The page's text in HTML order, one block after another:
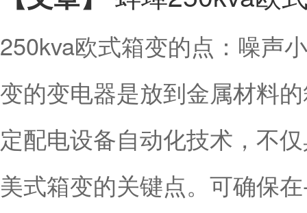
250kva欧式箱变的点：噪声
变的变电器是放到金属材料
定配电设备自动化技术，不
美式箱变的关键点。可确保